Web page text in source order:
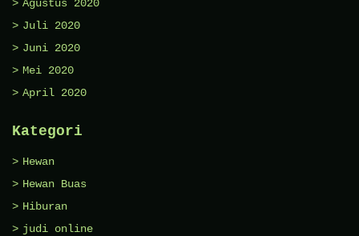
Agustus 2020
Juli 2020
Juni 2020
Mei 2020
April 2020
Kategori
Hewan
Hewan Buas
Hiburan
judi online